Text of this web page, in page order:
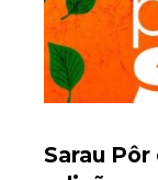
Sarau Pôr